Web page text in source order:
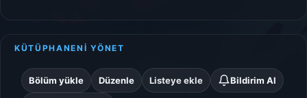
KÜTÜPHANENİ YÖNET
Bölüm yükle Düzenle Listeye ekle Bildirim Al